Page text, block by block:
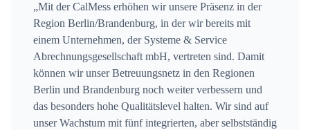
„Mit der CalMess erhöhen wir unsere Präsenz in der
Region Berlin/Brandenburg, in der wir bereits mit
einem Unternehmen, der Systeme & Service
Abrechnungsgesellschaft mbH, vertreten sind. Damit
können wir unser Betreuungsnetz in den Regionen
Berlin und Brandenburg noch weiter verbessern und
das besonders hohe Qualitätslevel halten. Wir sind auf
unser Wachstum mit fünf integrierten, aber selbstständig